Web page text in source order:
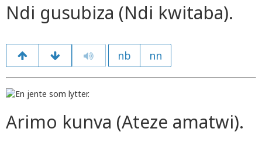
Ndi gusubiza (Ndi kwitaba).
nb nn
Arimo kunva (Ateze amatwi).